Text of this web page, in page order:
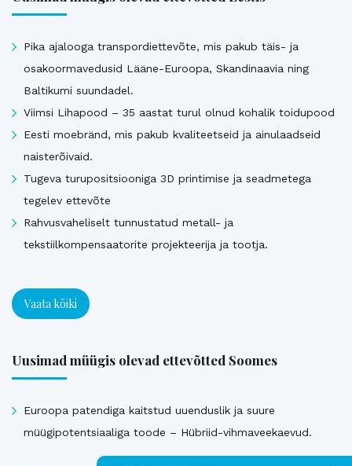
Pika ajalooga transpordiettevõte, mis pakub täis- ja
osakoormavedusid Lääne-Euroopa, Skandinaavia ning
Baltikumi suundadel.
Viimsi Lihapood – 35 aastat turul olnud kohalik toidupood
Eesti moebränd, mis pakub kvaliteetseid ja ainulaadseid
naisterõivaid.
Tugeva turupositsiooniga 3D printimise ja seadmetega
tegelev ettevõte
Rahvusvaheliselt tunnustatud metall- ja
tekstiilkompensaatorite projekteerija ja tootja.
Vaata kõiki
Uusimad müügis olevad ettevõtted Soomes
Euroopa patendiga kaitstud uuenduslik ja suure
müügipotentsiaaliga toode – Hübriid-vihmaveekaevud.